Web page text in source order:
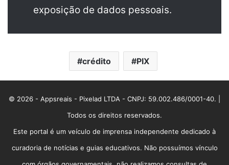
exposição de dados pessoais.
crédito PIX
© 2026 - Appsreais - Pixelad LTDA - CNPJ: 59.002.486/0001-40. |
Todos os direitos reservados.
Este portal é um veículo de imprensa independente dedicado à
curadoria de notícias e guias educativos. Não possuímos vínculo